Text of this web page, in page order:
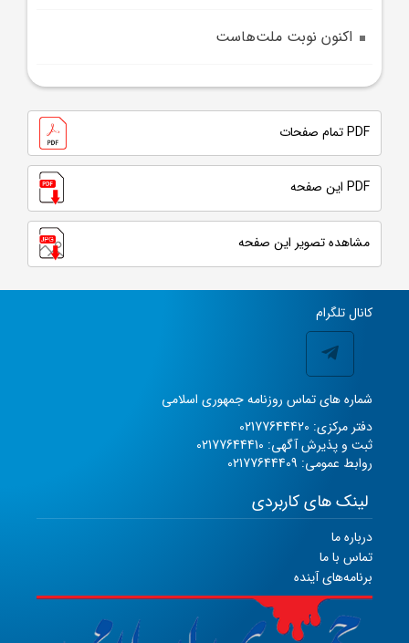
اکنون نوبت ملت‌هاست
PDF تمام صفحات
PDF این صفحه
مشاهده تصویر این صفحه
کانال تلگرام
شماره های تماس روزنامه جمهوری اسلامی
دفتر مرکزی: 02177644420
ثبت و پذیرش آگهی: 02177644410
روابط عمومی: 02177644409
لینک های کاربردی
درباره ما
تماس با ما
برنامه‌های آینده